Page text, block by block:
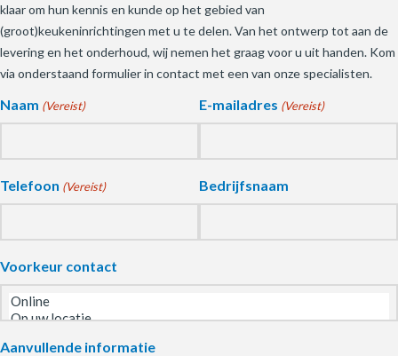
klaar om hun kennis en kunde op het gebied van
(groot)keukeninrichtingen met u te delen. Van het ontwerp tot aan de
levering en het onderhoud, wij nemen het graag voor u uit handen. Kom
via onderstaand formulier in contact met een van onze specialisten.
Naam (Vereist) E-mailadres (Vereist)
Telefoon (Vereist) Bedrijfsnaam
Voorkeur contact
Aanvullende informatie